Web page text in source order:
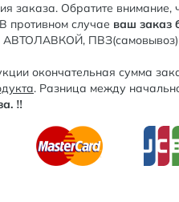
заказа. Обратите внимание,
противном случае ваш заказ
АВТОЛАВКОЙ, ПВЗ(самовывоз)
окончательная сумма
. Разница между
‼️